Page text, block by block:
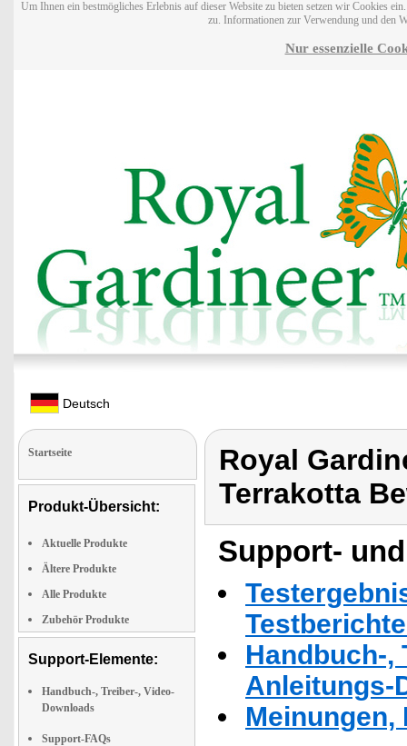
Um Ihnen ein bestmögliches Erlebnis auf dieser Website zu bieten setzen wir Cookies
zu. Informationen zur Verwendung und den
Nur essenzielle
Deutsch
Startseite
Produkt-Übersicht:
Aktuelle Produkte
Ältere Produkte
Alle Produkte
Zubehör Produkte
Support-Elemente:
Handbuch-, Treiber-, Video-
Downloads
Support-FAQs
Royal
Terrakotta
Support-
Handbuch-,
Anleitungs-